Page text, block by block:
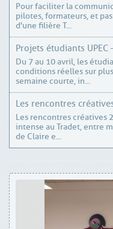
Pour faciliter la
pilotes, formateurs, et
d'une filière T...
Projets étudiants
Du 7 au 10 avril, les
conditions réelles sur
semaine courte, in...
Les rencontres
Les rencontres créatives
intense au Tradet, entre
de Claire e...